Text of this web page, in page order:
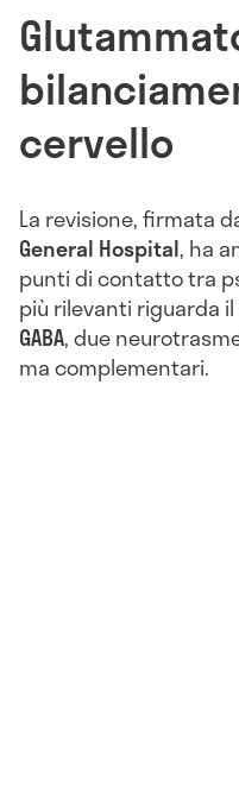
cervello
La revisione, firmata
General Hospital, ha
punti di contatto tra
più rilevanti riguarda
GABA, due
ma complementari.